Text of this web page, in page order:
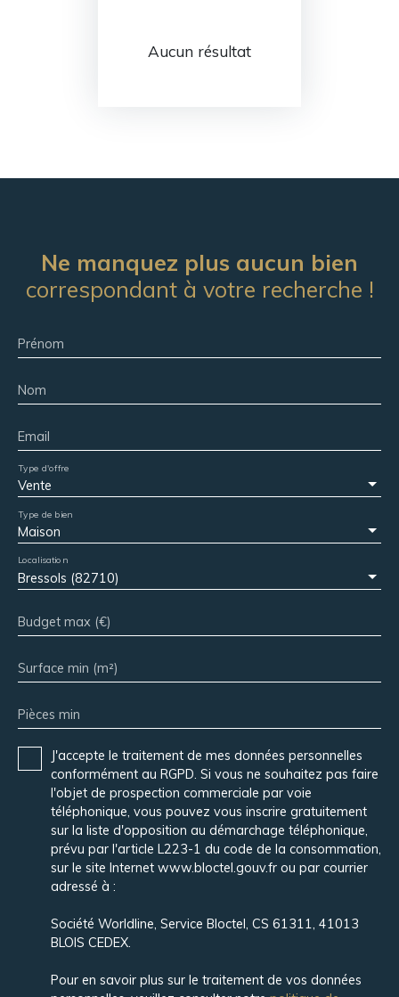
Aucun résultat
Ne manquez plus aucun bien
correspondant à votre recherche !
Prénom
Nom
Email
Vente
Type d'offre
Maison
Type de bien
Bressols (82710)
Localisation
Budget max (€)
Surface min (m²)
Pièces min
J'accepte le traitement de mes données personnelles
conformément au RGPD. Si vous ne souhaitez pas faire
l'objet de prospection commerciale par voie
téléphonique, vous pouvez vous inscrire gratuitement
sur la liste d'opposition au démarchage téléphonique,
prévu par l'article L223-1 du code de la consommation,
sur le site Internet www.bloctel.gouv.fr ou par courrier
adressé à :
Société Worldline, Service Bloctel, CS 61311, 41013
BLOIS CEDEX.
Pour en savoir plus sur le traitement de vos données